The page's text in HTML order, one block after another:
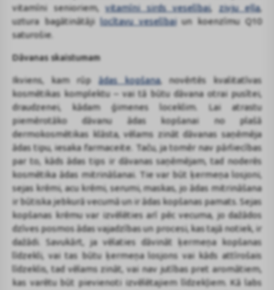
vitamīni senioriem,vitamīni sirds veselībai,zivju eļļa,
uztura bagātinātāji locītavu veselībaiun koenzīmu Q10
saturošie.
Dāvanas skaistumam
Ikviens, kam rūpādas kopšana, novērtēs kvalitatīvas
kosmētikas komplektu – vai tā būtu dāvana otrai pusītei,
draudzenei, kādam ģimenes loceklim. Lai atrastu
piemērotāko dāvanu ādas kopšanai no plašā
dermokosmētikas klāsta, vēlams zināt dāvanas saņēmēja
ādas tipu, iesaka farmaceite. Taču, ja tomēr nav pārliecības
par to, kāds ādas tips ir dāvanas saņēmējam, tad noderēs
kosmētika ādas mitrināšanai. Tie var būt ķermeņa losjoni,
sejas krēmi, acu krēmi, serumi, maskas, jo ādas mitrināšana
ir būtiska jebkurā vecumā un ir ādas kopšanas pamats. Sejas
kopšanas krēmu var izvēlēties arī pēc vecuma, jo dažādos
dzīves posmos ādas vajadzības un procesi, kas tajā notiek, ir
dažādi. Savukārt, ja vēlaties dāvināt ķermeņa kopšanas
līdzekli, vai tas būtu ķermeņa losjons vai kāds attīrošais
līdzeklis, tad vēlams zināt, vai nav jutības pret aromātiem,
kas varētu būt pievienoti izvēlētajiem līdzekļiem. Kā labs